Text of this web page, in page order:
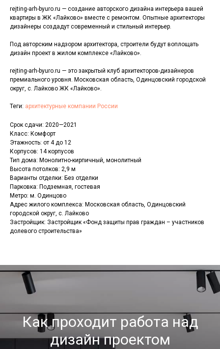
rejting-arh-byuro.ru — создание авторского дизайна интерьера вашей
квартиры в ЖК «Лайково» вместе с ремонтом. Опытные архитекторы
дизайнеры создадут современный и стильный интерьер.
Под авторским надзором архитектора, строители будут воплощать
дизайн проект в жилом комплексе «Лайково».
rejting-arh-byuro.ru — это закрытый клуб архитекторов-дизайнеров
премиального уровня. Московская область, Одинцовский городской
округ, с. Лайково ЖК «Лайково».
Теги: архитектурные компании России
Срок сдачи: 2020—2021
Класс: Комфорт
Этажность: от 4 до 12
Корпусов: 14 корпусов
Тип дома: Монолитно-кирпичный, монолитный
Высота потолков: 2,9 м
Варианты отделки: Без отделки
Парковка: Подземная, гостевая
Метро: м. Одинцово
Адрес жилого комплекса: Московская область, Одинцовский
городской округ, с. Лайково
Застройщик: Застройщик «Фонд защиты прав граждан – участников
долевого строительства»
Как проходит работа над
дизайн проектом